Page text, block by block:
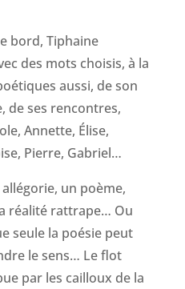
bord, Tiphaine
des mots choisis, à la
aussi, de son
de ses rencontres,
Annette, Élise,
Pierre, Gabriel…
un poème,
réalité rattrape… Ou
seule la poésie peut
le sens… Le flot
par les cailloux de la